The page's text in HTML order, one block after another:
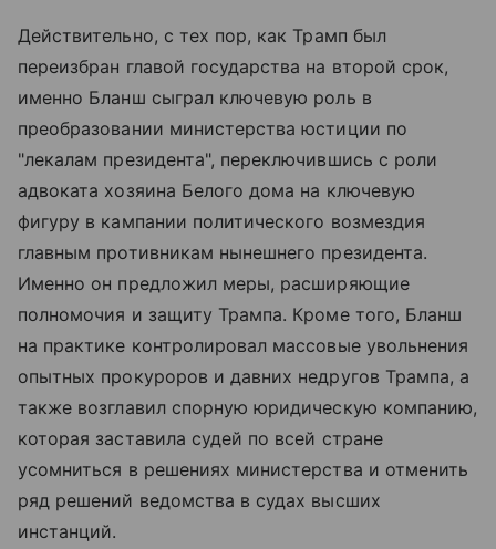
Действительно, с тех пор, как Трамп был
переизбран главой государства на второй срок,
именно Бланш сыграл ключевую роль в
преобразовании министерства юстиции по
"лекалам президента", переключившись с роли
адвоката хозяина Белого дома на ключевую
фигуру в кампании политического возмездия
главным противникам нынешнего президента.
Именно он предложил меры, расширяющие
полномочия и защиту Трампа. Кроме того, Бланш
на практике контролировал массовые увольнения
опытных прокуроров и давних недругов Трампа, а
также возглавил спорную юридическую компанию,
которая заставила судей по всей стране
усомниться в решениях министерства и отменить
ряд решений ведомства в судах высших
инстанций.